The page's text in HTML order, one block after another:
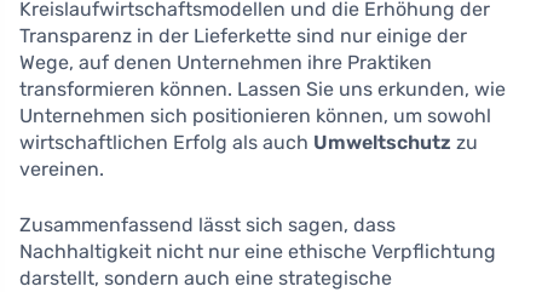
Kreislaufwirtschaftsmodellen und die Erhöhung der
Transparenz in der Lieferkette sind nur einige der
Wege, auf denen Unternehmen ihre Praktiken
transformieren können. Lassen Sie uns erkunden, wie
Unternehmen sich positionieren können, um sowohl
wirtschaftlichen Erfolg als auch Umweltschutz zu
vereinen.
Zusammenfassend lässt sich sagen, dass
Nachhaltigkeit nicht nur eine ethische Verpflichtung
darstellt, sondern auch eine strategische